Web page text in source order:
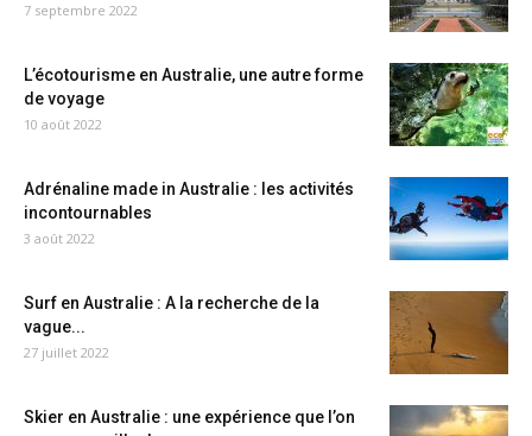
7 septembre 2022
L’écotourisme en Australie, une autre forme
de voyage
10 août 2022
Adrénaline made in Australie : les activités
incontournables
3 août 2022
Surf en Australie : A la recherche de la
vague...
27 juillet 2022
Skier en Australie : une expérience que l’on